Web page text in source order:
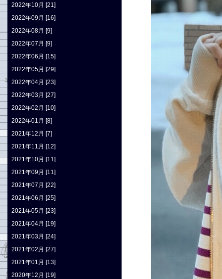
2022年10月 [21]
2022年09月 [16]
2022年08月 [9]
2022年07月 [9]
2022年06月 [15]
2022年05月 [29]
2022年04月 [23]
2022年03月 [27]
2022年02月 [10]
2022年01月 [8]
2021年12月 [7]
2021年11月 [12]
2021年10月 [11]
2021年09月 [11]
2021年07月 [22]
2021年06月 [25]
2021年05月 [23]
2021年04月 [19]
2021年03月 [24]
2021年02月 [27]
2021年01月 [13]
2020年12月 [19]